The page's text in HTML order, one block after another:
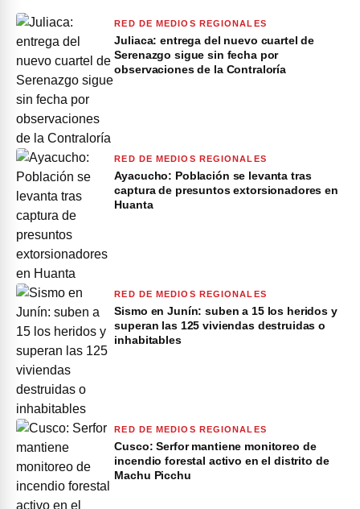
RED DE MEDIOS REGIONALES
Juliaca: entrega del nuevo cuartel de
Serenazgo sigue sin fecha por
observaciones de la Contraloría
RED DE MEDIOS REGIONALES
Ayacucho: Población se levanta tras
captura de presuntos extorsionadores en
Huanta
RED DE MEDIOS REGIONALES
Sismo en Junín: suben a 15 los heridos y
superan las 125 viviendas destruidas o
inhabitables
RED DE MEDIOS REGIONALES
Cusco: Serfor mantiene monitoreo de
incendio forestal activo en el distrito de
Machu Picchu